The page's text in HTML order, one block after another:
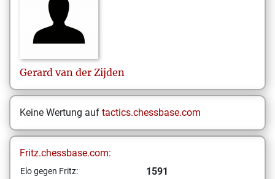
Gerard van der Zijden
Keine Wertung auf tactics.chessbase.com
Fritz.chessbase.com:
Elo gegen Fritz: 1591